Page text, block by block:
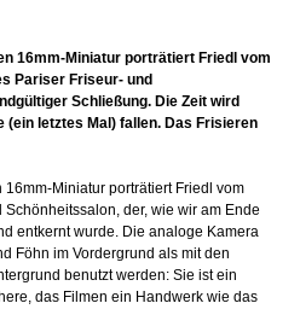
16mm-Miniatur porträtiert Friedl vom
Pariser Friseur- und
Schließung. Die Zeit wird
(ein letztes Mal) fallen. Das Frisieren
16mm-Miniatur porträtiert Friedl vom
der, wie wir am Ende
entkernt wurde. Die analoge Kamera
Föhn im Vordergrund als mit den
benutzt werden: Sie ist ein
das Filmen ein Handwerk wie das